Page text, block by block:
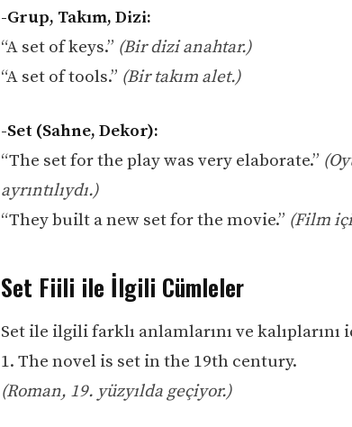
-Grup, Takım, Dizi:
“A set of keys.” (Bir dizi anahtar.)
“A set of tools.” (Bir takım alet.)
-Set (Sahne, Dekor):
“The set for the play was very elaborate.”
ayrıntılıydı.)
“They built a new set for the movie.” (Film
Set Fiili ile İlgili Cümleler
Set ile ilgili farklı anlamlarını ve
1. The novel is set in the 19th century.
(Roman, 19. yüzyılda geçiyor.)